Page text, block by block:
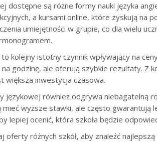
dostępne są różne formy nauki języka
a kursami online, które zyskują
umiejętności w grupie, co dla wielu
to kolejny istotny czynnik wpływający na
godzinę, ale oferują szybkie rezultaty. Z
większa inwestycja czasowa.
językowej również odgrywa niebagatelną
mieć wyższe stawki, ale często gwarantują
lepiej ocenić, która szkoła będzie
oferty różnych szkół, aby znaleźć